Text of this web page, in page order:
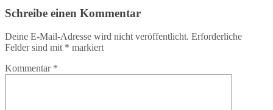
Schreibe einen Kommentar
Deine E-Mail-Adresse wird nicht veröffentlicht. Erforderliche
Felder sind mit * markiert
Kommentar *